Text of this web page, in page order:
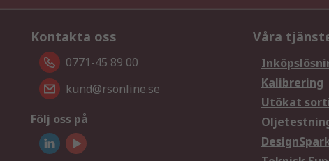
Kontakta oss
0771-45 89 00
kund@rsonline.se
Följ oss på
Våra
Kalibrering
Utökat